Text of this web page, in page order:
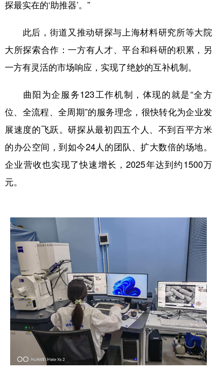
探最实在的‘助推器’。”
此后，街道又推动研探与上海材料研究所等大院
大所探索合作：一方有人才、平台和科研的积累，另
一方有灵活的市场响应，实现了绝妙的互补机制。
曲阳为企服务123工作机制，体现的就是“全方
位、全流程、全周期”的服务理念，很快转化为企业发
展速度的飞跃。研探从最初四五个人、不到百平方米
的办公空间，到如今24人的团队、扩大数倍的场地。
企业营收也实现了快速增长，2025年达到约1500万
元。